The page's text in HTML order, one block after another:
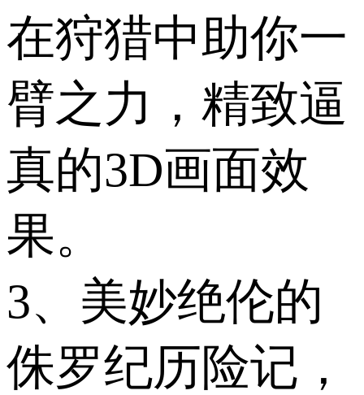
在狩猎中助你一
臂之力，精致逼
真的3D画面效
果。
3、美妙绝伦的
侏罗纪历险记，